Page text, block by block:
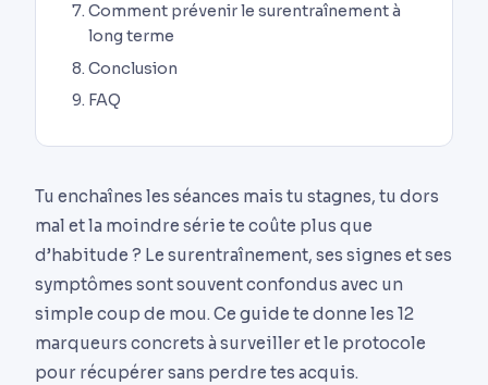
Comment prévenir le surentraînement à
long terme
Conclusion
FAQ
Tu enchaînes les séances mais tu stagnes, tu dors
mal et la moindre série te coûte plus que
d’habitude ? Le surentraînement, ses signes et ses
symptômes sont souvent confondus avec un
simple coup de mou. Ce guide te donne les 12
marqueurs concrets à surveiller et le protocole
pour récupérer sans perdre tes acquis.